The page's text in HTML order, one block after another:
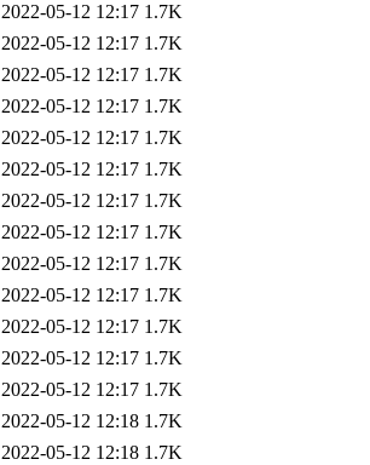
2022-05-12 12:17 1.7K
2022-05-12 12:17 1.7K
2022-05-12 12:17 1.7K
2022-05-12 12:17 1.7K
2022-05-12 12:17 1.7K
2022-05-12 12:17 1.7K
2022-05-12 12:17 1.7K
2022-05-12 12:17 1.7K
2022-05-12 12:17 1.7K
2022-05-12 12:17 1.7K
2022-05-12 12:17 1.7K
2022-05-12 12:17 1.7K
2022-05-12 12:17 1.7K
2022-05-12 12:18 1.7K
2022-05-12 12:18 1.7K